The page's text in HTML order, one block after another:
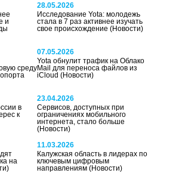
и
28.05.2026
Исследование Yota: молодежь
стала в 7 раз активнее изучать
свое происхождение(Новости)
среду
07.05.2026
Yota обнулит трафик на Облако
Mail для переноса файлов из
iCloud(Новости)
в
к
23.04.2026
Сервисов, доступных при
ограничениях мобильного
интернета, стало больше
(Новости)
на
11.03.2026
Калужская область в лидерах по
ключевым цифровым
направлениям(Новости)